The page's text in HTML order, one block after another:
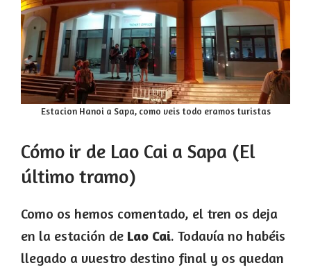
Estacion Hanoi a Sapa, como veis todo eramos turistas
Cómo ir de Lao Cai a Sapa (El
último tramo)
Como os hemos comentado, el tren os deja
en la estación de Lao Cai. Todavía no habéis
llegado a vuestro destino final y os quedan